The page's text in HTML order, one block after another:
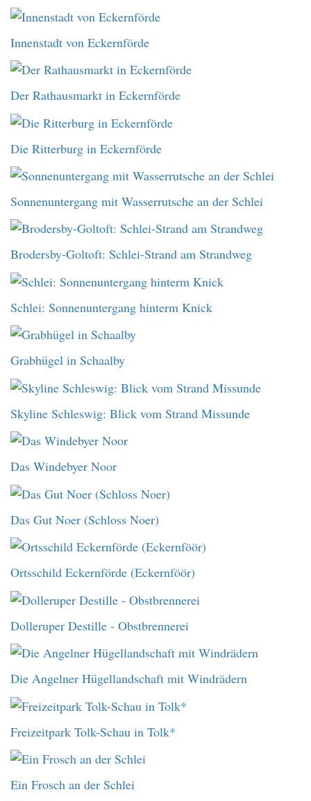
Innenstadt von Eckernförde
Der Rathausmarkt in Eckernförde
Die Ritterburg in Eckernförde
Sonnenuntergang mit Wasserrutsche an der Schlei
Brodersby-Goltoft: Schlei-Strand am Strandweg
Schlei: Sonnenuntergang hinterm Knick
Grabhügel in Schaalby
Skyline Schleswig: Blick vom Strand Missunde
Das Windebyer Noor
Das Gut Noer (Schloss Noer)
Ortsschild Eckernförde (Eckernföör)
Dolleruper Destille - Obstbrennerei
Die Angelner Hügellandschaft mit Windrädern
Freizeitpark Tolk-Schau in Tolk*
Ein Frosch an der Schlei